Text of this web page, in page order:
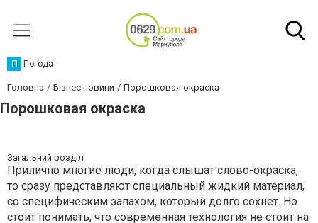
П Погода
Головна Бізнес новини Порошковая окраска
Порошковая окраска
Загальний розділ
Прилично многие люди, когда слышат слово-окраска,
то сразу представляют специальный жидкий материал,
со специфическим запахом, который долго сохнет. Но
стоит понимать, что современная технология не стоит на